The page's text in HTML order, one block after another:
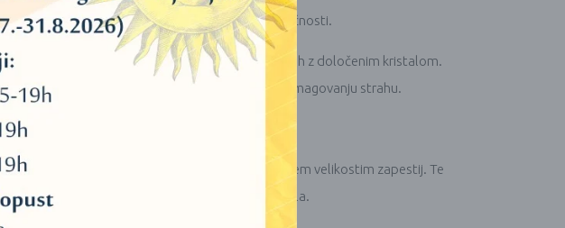
svoje življenje vnesti več strasti, poguma in odločnosti.
o tradicionalnih koristih in energijah , povezanih z določenim kristalom.
ko je tigrovo oko pripravljeno pomagati pri premagovanju strahu.
tako, da se raztegnejo in udobno prilagodijo vsem velikostim zapestij. Te
vzdržljivost, ki se sčasoma ne bo poslabšala.